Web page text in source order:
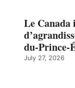
Le
du-Prince-
July 27, 2026